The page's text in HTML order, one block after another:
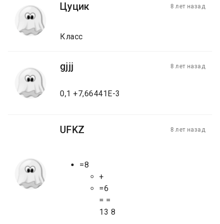
Цуцик 8 лет назад
Класс
gjjj 8 лет назад
0,1 +7,66441E-3
UFKZ 8 лет назад
=8
+
=6
= =
13 8